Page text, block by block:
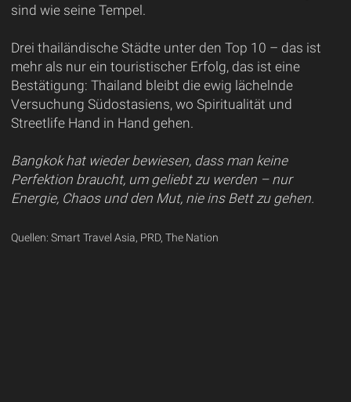
sind wie seine Tempel.
Drei thailändische Städte unter den Top 10 – das ist
mehr als nur ein touristischer Erfolg, das ist eine
Bestätigung: Thailand bleibt die ewig lächelnde
Versuchung Südostasiens, wo Spiritualität und
Streetlife Hand in Hand gehen.
Bangkok hat wieder bewiesen, dass man keine
Perfektion braucht, um geliebt zu werden – nur
Energie, Chaos und den Mut, nie ins Bett zu gehen.
Quellen: Smart Travel Asia, PRD, The Nation